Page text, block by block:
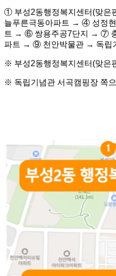
① 부성2동행정복지센터(맞
늘푸른극동아파트 → ④ 성정
트 → ⑥ 쌍용주공7단지 → ⑦
파트 → ⑨ 천안박물관 → 독립
※ 부성2동행정복지센터(맞은
※ 독립기념관 서곡캠핑장 쪽